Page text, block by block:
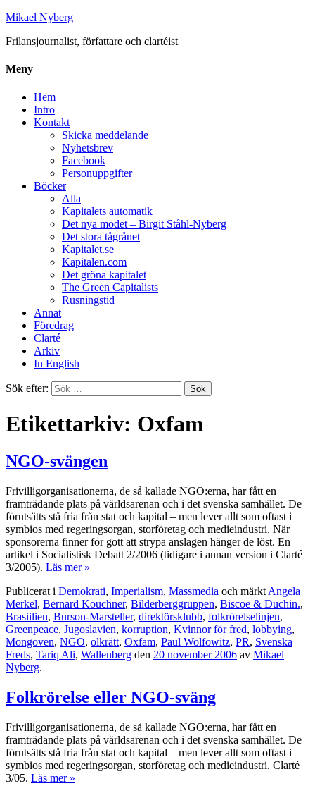
Mikael Nyberg
Frilansjournalist, författare och clartéist
Meny
Hem
Intro
Kontakt
Skicka meddelande
Nyhetsbrev
Facebook
Personuppgifter
Böcker
Alla
Kapitalets automatik
Det nya modet – Birgit Ståhl-Nyberg
Det stora tågrånet
Kapitalet.se
Kapitalen.com
Det gröna kapitalet
The Green Capitalists
Rusningstid
Annat
Föredrag
Clarté
Arkiv
In English
Sök efter:
Etikettarkiv: Oxfam
NGO-svängen
Frivilligorganisationerna, de så kallade NGO:erna, har fått en
framträdande plats på världsarenan och i det svenska samhället. De
förutsätts stå fria från stat och kapital – men lever allt som oftast i
symbios med regeringsorgan, storföretag och medieindustri. När
sponsorerna finner för gott att strypa anslagen hänger de löst. En
artikel i Socialistisk Debatt 2/2006 (tidigare i annan version i Clarté
3/2005). Läs mer »
Publicerat i Demokrati, Imperialism, Massmedia och märkt Angela
Merkel, Bernard Kouchner, Bilderberggruppen, Biscoe & Duchin.,
Brasiilien, Burson-Marsteller, direktörsklubb, folkrörelselinjen,
Greenpeace, Jugoslavien, korruption, Kvinnor för fred, lobbying,
Mongoven, NGO, olkrätt, Oxfam, Paul Wolfowitz, PR, Svenska
Freds, Tariq Ali, Wallenberg den 20 november 2006 av Mikael
Nyberg.
Folkrörelse eller NGO-sväng
Frivilligorganisationerna, de så kallade NGO:erna, har fått en
framträdande plats på världsarenan och i det svenska samhället. De
förutsätts stå fria från stat och kapital – men lever allt som oftast i
symbios med regeringsorgan, storföretag och medieindustri. Clarté
3/05. Läs mer »